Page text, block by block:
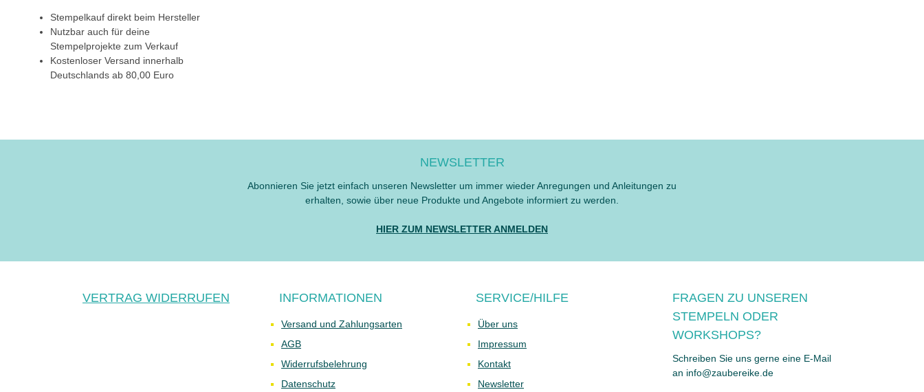
Stempelkauf direkt beim Hersteller
Nutzbar auch für deine
Stempelprojekte zum Verkauf
Kostenloser Versand innerhalb
Deutschlands ab 80,00 Euro
NEWSLETTER
Abonnieren Sie jetzt einfach unseren Newsletter um immer wieder Anregungen und Anleitungen zu
erhalten, sowie über neue Produkte und Angebote informiert zu werden.
HIER ZUM NEWSLETTER ANMELDEN
FRAGEN ZU UNSEREN
STEMPELN ODER
WORKSHOPS?
Schreiben Sie uns gerne eine E-Mail
an info@zaubereike.de
VERTRAG WIDERRUFEN INFORMATIONEN
Versand und Zahlungsarten
AGB
Widerrufsbelehrung
Datenschutz
SERVICE/HILFE
Über uns
Impressum
Kontakt
Newsletter